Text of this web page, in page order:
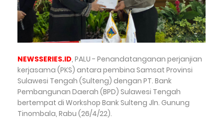
NEWSSERIES.ID, PALU - Penandatanganan perjanjian
kerjasama (PKS) antara pembina Samsat Provinsi
Sulawesi Tengah (Sulteng) dengan PT. Bank
Pembangunan Daerah (BPD) Sulawesi Tengah
bertempat di Workshop Bank Sulteng Jln. Gunung
Tinombala, Rabu (26/4/22).